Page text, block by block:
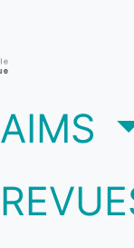
AIMS